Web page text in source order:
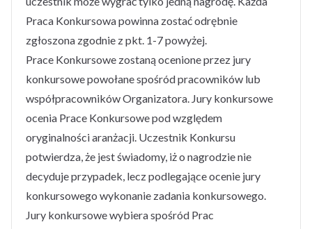
Praca Konkursowa powinna zostać odrębnie
zgłoszona zgodnie z pkt. 1-7 powyżej.
Prace Konkursowe zostaną ocenione przez jury
konkursowe powołane spośród pracowników lub
współpracowników Organizatora. Jury konkursowe
ocenia Prace Konkursowe pod względem
oryginalności aranżacji. Uczestnik Konkursu
potwierdza, że jest świadomy, iż o nagrodzie nie
decyduje przypadek, lecz podlegające ocenie jury
konkursowego wykonanie zadania konkursowego.
Jury konkursowe wybiera spośród Prac